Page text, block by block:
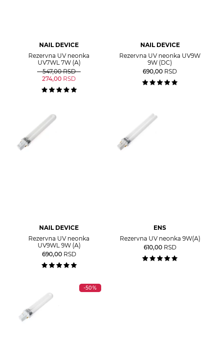
NAIL DEVICE
Rezervna UV neonka
UV7WL 7W (A)
547,00 RSD
274,00 RSD
NAIL DEVICE
Rezervna UV neonka UV9W
9W (DC)
690,00 RSD
NAIL DEVICE
Rezervna UV neonka
UV9WL 9W (A)
690,00 RSD
ENS
Rezervna UV neonka 9W(A)
610,00 RSD
-50%